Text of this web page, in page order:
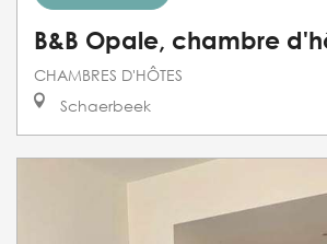
B&B Opale, chambre
CHAMBRES D'HÔTES
Schaerbeek